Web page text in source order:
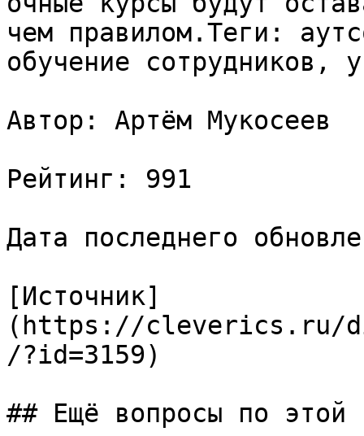
чем правилом.Теги:
обучение сотрудников,
Автор: Артём Мукосеев
Рейтинг: 991
Дата последнего
[Источник]
(https://cleverics.ru/
/?id=3159)
## Ещё вопросы по этой